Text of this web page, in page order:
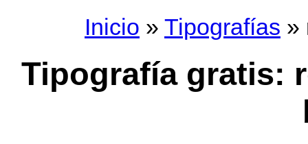
Inicio » Tipografías »
Tipografía gratis: